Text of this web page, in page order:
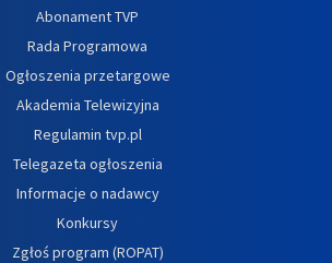
Abonament TVP
Rada Programowa
Ogłoszenia przetargowe
Akademia Telewizyjna
Regulamin tvp.pl
Telegazeta ogłoszenia
Informacje o nadawcy
Konkursy
Zgłoś program (ROPAT)